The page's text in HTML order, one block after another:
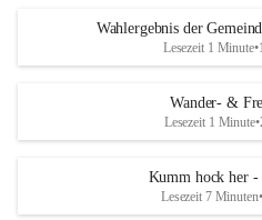
Wahlergebnis der
Lesezeit 1 Minute•
Wander- &
Lesezeit 1 Minute•
Kumm hock her -
Lesezeit 7 Minuten•